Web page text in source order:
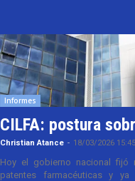
Informes
CILFA: postura
Christian Atance - 18/03/2026 15:45
Hoy el gobierno nacional fijó
patentes farmacéuticas y